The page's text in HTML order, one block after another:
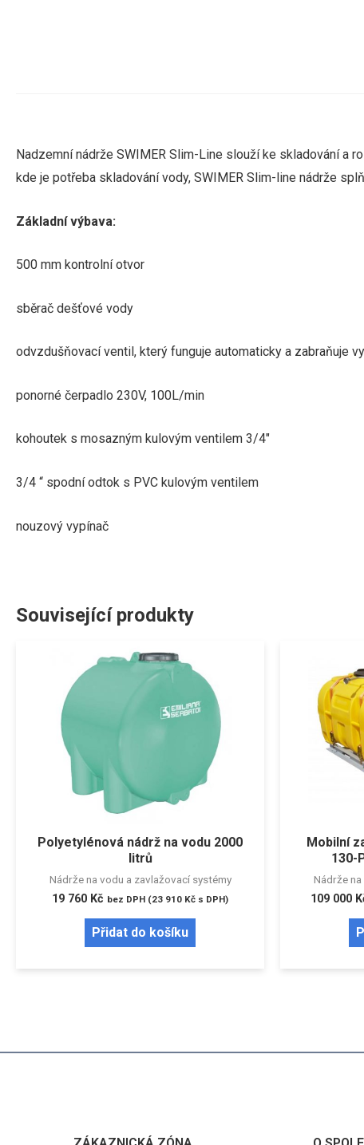
Nadzemní nádrže SWIMER Slim-Line slouží ke skladování a
kde je potřeba skladování vody, SWIMER Slim-line nádrže
Základní výbava:
500 mm kontrolní otvor
sběrač dešťové vody
odvzdušňovací ventil, který funguje automaticky a zabraňuje
ponorné čerpadlo 230V, 100L/min
kohoutek s mosazným kulovým ventilem 3/4″
3/4 “ spodní odtok s PVC kulovým ventilem
nouzový vypínač
Související produkty
Polyetylénová nádrž na vodu 2000
litrů
Nádrže na vodu a zavlažovací systémy
19 760 Kč bez DPH (23 910 Kč s DPH)
Přidat do košíku
Mobilní
130-
Nádrže
109 000